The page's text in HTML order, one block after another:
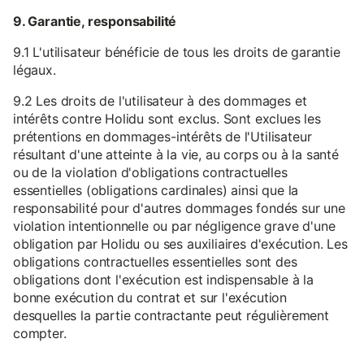
9. Garantie, responsabilité
9.1 L'utilisateur bénéficie de tous les droits de garantie
légaux.
9.2 Les droits de l'utilisateur à des dommages et
intérêts contre Holidu sont exclus. Sont exclues les
prétentions en dommages-intérêts de l'Utilisateur
résultant d'une atteinte à la vie, au corps ou à la santé
ou de la violation d'obligations contractuelles
essentielles (obligations cardinales) ainsi que la
responsabilité pour d'autres dommages fondés sur une
violation intentionnelle ou par négligence grave d'une
obligation par Holidu ou ses auxiliaires d'exécution. Les
obligations contractuelles essentielles sont des
obligations dont l'exécution est indispensable à la
bonne exécution du contrat et sur l'exécution
desquelles la partie contractante peut régulièrement
compter.